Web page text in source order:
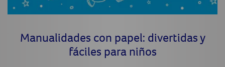
Manualidades con papel: divertidas y
fáciles para niños